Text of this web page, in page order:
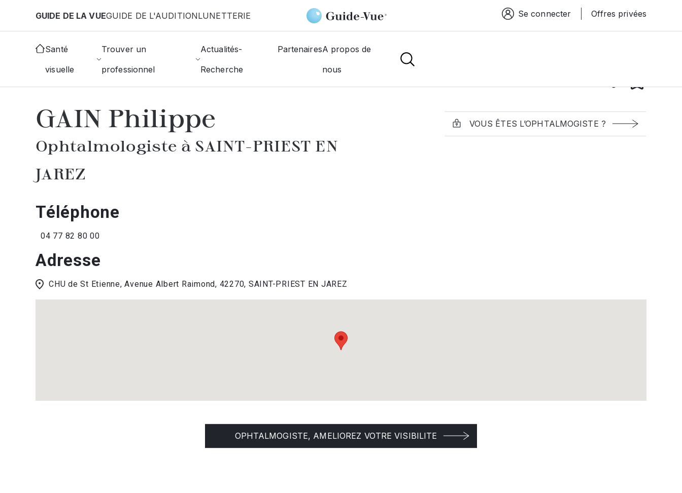
GUIDE DE LA VUEGUIDE DE L'AUDITIONLUNETTERIE Espace connexion
Se connecter Offres privées
Santé
visuelle
Trouver un
professionnel
Actualités-
Recherche
PartenairesA propos de
nous
Accueil Annuaire des ophtalmologistes Saint-Priest-En-Jarez GAIN Philippe
GAIN Philippe
Ophtalmologiste à SAINT-PRIEST EN
JAREZ
VOUS ÊTES L’OPHTALMOGISTE ?
Téléphone
04 77 82 80 00
Adresse
CHU de St Etienne, Avenue Albert Raimond, 42270, SAINT-PRIEST EN JAREZ
OPHTALMOGISTE, AMELIOREZ VOTRE VISIBILITE